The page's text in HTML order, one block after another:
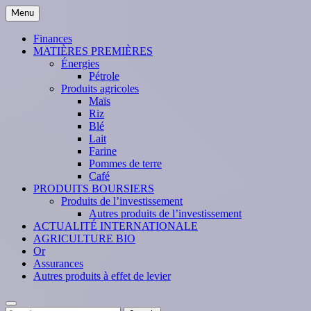
Skip
to
content
Menu
Finances
MATIÈRES PREMIÈRES
Énergies
Pétrole
Produits agricoles
Maïs
Riz
Blé
Lait
Farine
Pommes de terre
Café
PRODUITS BOURSIERS
Produits de l’investissement
Autres produits de l’investissement
ACTUALITÉ INTERNATIONALE
AGRICULTURE BIO
Or
Assurances
Autres produits à effet de levier
Search